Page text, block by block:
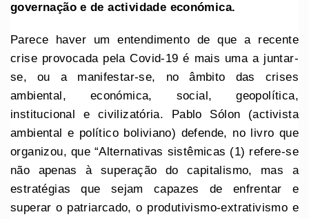
governação e de actividade económica.
Parece haver um entendimento de que a recente
crise provocada pela Covid-19 é mais uma a juntar-
se, ou a manifestar-se, no âmbito das crises
ambiental, económica, social, geopolítica,
institucional e civilizatória. Pablo Sólon (activista
ambiental e político boliviano) defende, no livro que
organizou, que “Alternativas sistêmicas (1) refere-se
não apenas à superação do capitalismo, mas a
estratégias que sejam capazes de enfrentar e
superar o patriarcado, o produtivismo-extrativismo e